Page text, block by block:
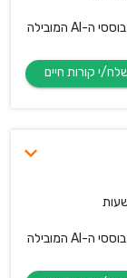
בוא.י להיות חלק מקווליטסט, חברת שירותי התוכנה מבוססי ה-AI המובילה
בוא.י להיות חלק מקווליטסט, חברת שירותי התוכנה מבוססי ה-AI המובילה